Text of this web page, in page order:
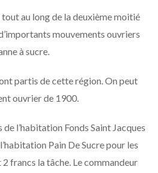
tout au long de la deuxième moitié
mouvements ouvriers
à sucre.
partis de cette région. On peut
ouvrier de 1900.
l’habitation Fonds Saint Jacques
Pain De Sucre pour les
francs la tâche. Le commandeur